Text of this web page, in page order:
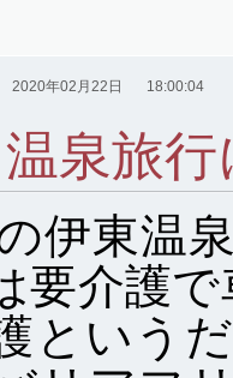
2020年02月22日 18:00:04
泉旅
伊東温
要介護
という